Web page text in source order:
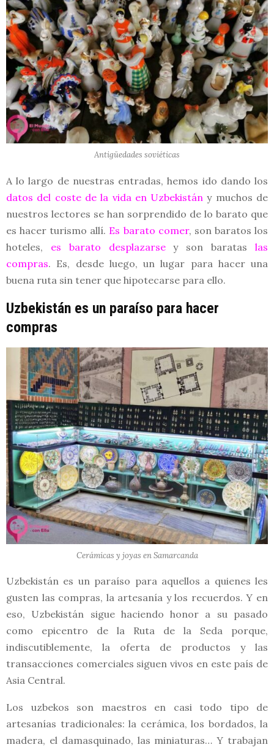
Antigüedades soviéticas
A lo largo de nuestras entradas, hemos ido dando los
datos del coste de la vida en Uzbekistán y muchos de
nuestros lectores se han sorprendido de lo barato que
es hacer turismo allí. Es barato comer, son baratos los
hoteles, es barato desplazarsey son barataslas
compras. Es, desde luego, un lugar para hacer una
buena ruta sin tener que hipotecarse para ello.
Uzbekistán es un paraíso para hacer
compras
Cerámicas y joyas en Samarcanda
Uzbekistán es un paraíso para aquellos a quienes les
gusten las compras, la artesanía y los recuerdos. Y en
eso, Uzbekistán sigue haciendo honor a su pasado
como epicentro de la Ruta de la Seda porque,
indiscutiblemente, la oferta de productos y las
transacciones comerciales siguen vivos en este país de
Asia Central.
Los uzbekos son maestros en casi todo tipo de
artesanías tradicionales: la cerámica, los bordados, la
madera, el damasquinado, las miniaturas… Y trabajan